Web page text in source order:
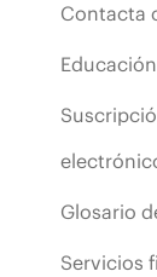
Contacta
Glosario
Servicios